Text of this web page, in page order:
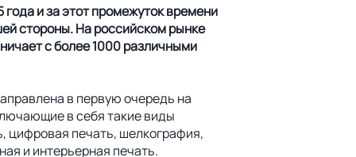
и за этот промежуток времени
стороны. На российском рынке
с более 1000 различными
в первую очередь на
в себя такие виды
цифровая печать, шелкография,
и интерьерная печать.